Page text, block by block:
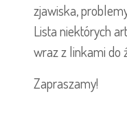
zjawiska,
Lista niektórych
wraz z linkami do
Zapraszamy!